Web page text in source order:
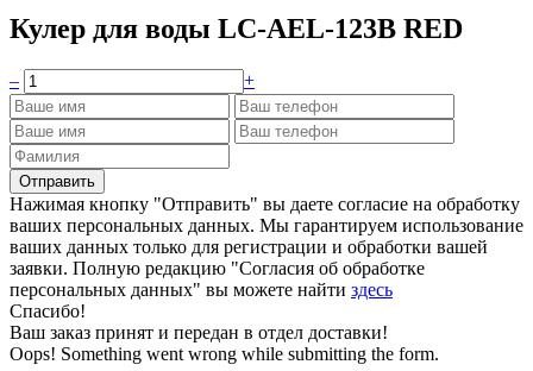
Кулер для воды LC-AEL-123B RED
– +
Нажимая кнопку "Отправить" вы даете согласие на обработку
ваших персональных данных. Мы гарантируем использование
ваших данных только для регистрации и обработки вашей
заявки. Полную редакцию "Согласия об обработке
персональных данных" вы можете найти здесь
Спасибо!
Ваш заказ принят и передан в отдел доставки!
Oops! Something went wrong while submitting the form.